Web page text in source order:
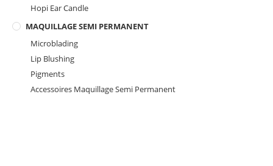
Hopi Ear Candle
MAQUILLAGE SEMI PERMANENT
Microblading
Lip Blushing
Pigments
Accessoires Maquillage Semi Permanent